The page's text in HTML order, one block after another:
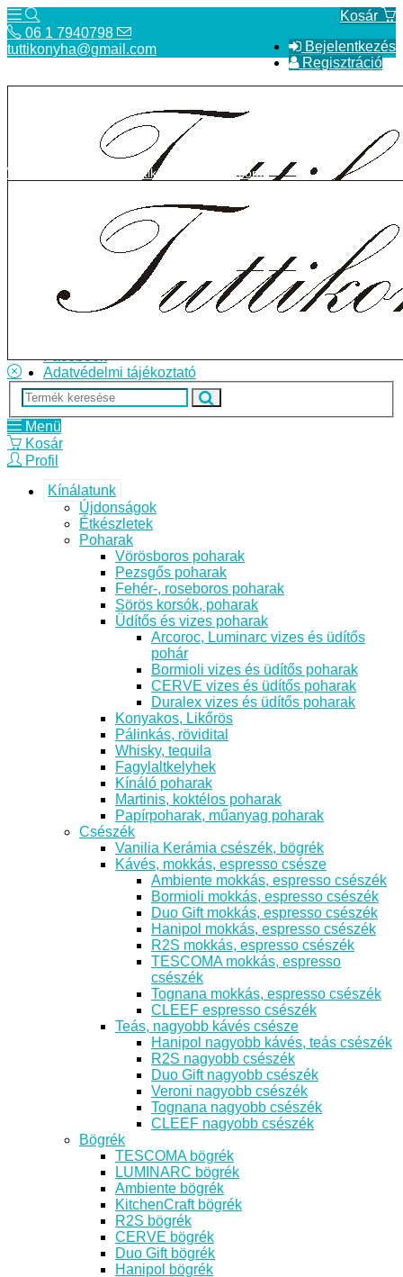
Kosár
Bejelentkezés
Regisztráció
06 1 7940798
tuttikonyha@gmail.com
Telefon
Szállítás
Facebook
Adatvédelmi tájékoztató
tuttikonyha@gmail.com
Menü
Kosár
Profil
Kínálatunk
Újdonságok
Étkészletek
Poharak
Vörösboros poharak
Pezsgős poharak
Fehér-, roseboros poharak
Sörös korsók, poharak
Üdítős és vizes poharak
Arcoroc, Luminarc vizes és üdítős
pohár
Bormioli vizes és üdítős poharak
CERVE vizes és üdítős poharak
Duralex vizes és üdítős poharak
Konyakos, Likőrös
Pálinkás, rövidital
Whisky, tequila
Fagylaltkelyhek
Kínáló poharak
Martinis, koktélos poharak
Papírpoharak, műanyag poharak
Csészék
Vanilia Kerámia csészék, bögrék
Kávés, mokkás, espresso csésze
Ambiente mokkás, espresso csészék
Bormioli mokkás, espresso csészék
Duo Gift mokkás, espresso csészék
Hanipol mokkás, espresso csészék
R2S mokkás, espresso csészék
TESCOMA mokkás, espresso
csészék
Tognana mokkás, espresso csészék
CLEEF espresso csészék
Teás, nagyobb kávés csésze
Hanipol nagyobb kávés, teás csészék
R2S nagyobb csészék
Duo Gift nagyobb csészék
Veroni nagyobb csészék
Tognana nagyobb csészék
CLEEF nagyobb csészék
Bögrék
TESCOMA bögrék
LUMINARC bögrék
Ambiente bögrék
KitchenCraft bögrék
R2S bögrék
CERVE bögrék
Duo Gift bögrék
Hanipol bögrék